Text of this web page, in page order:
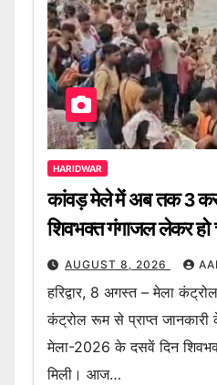
HARIDWAR
कांवड़ मेले में अब तक 3
शिवभक्त गंगाजल लेकर हो
AUGUST 8, 2026
हरिद्वार, 8 अगस्त – मेला
कंट्रोल रूम से प्राप्त
मेला-2026 के दसवें दिन
मिली। आज…